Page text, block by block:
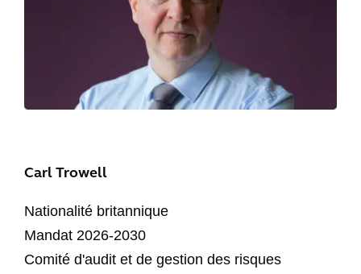
Carl Trowell
Nationalité britannique
Mandat 2026-2030
Comité d'audit et de gestion des risques